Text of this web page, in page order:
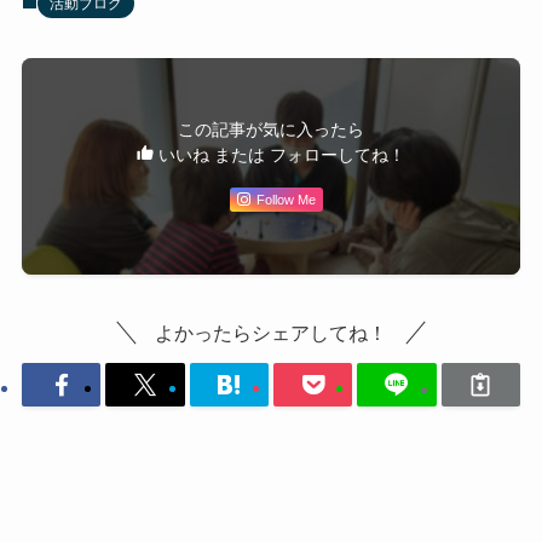
活動ブログ
この記事が気に入ったら
いいね または フォローしてね！
Follow Me
よかったらシェアしてね！